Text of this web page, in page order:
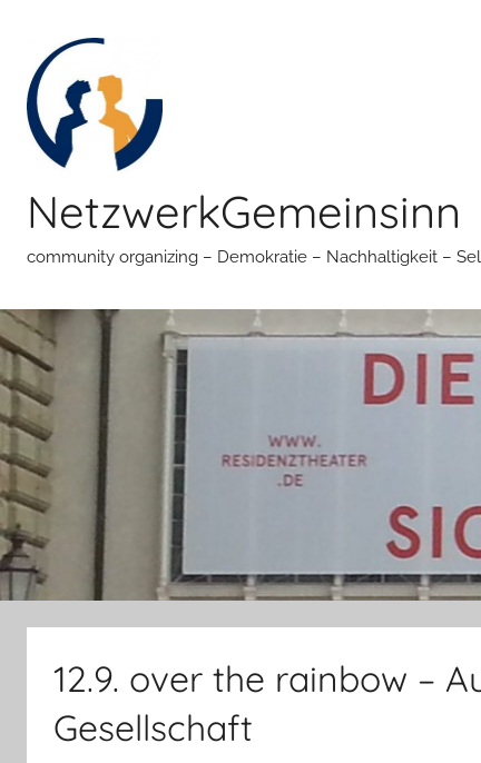
springen
NetzwerkGemeinsinn
community organizing – Demokratie – Nachhaltigkeit –
12.9. over the rainbow –
Gesellschaft